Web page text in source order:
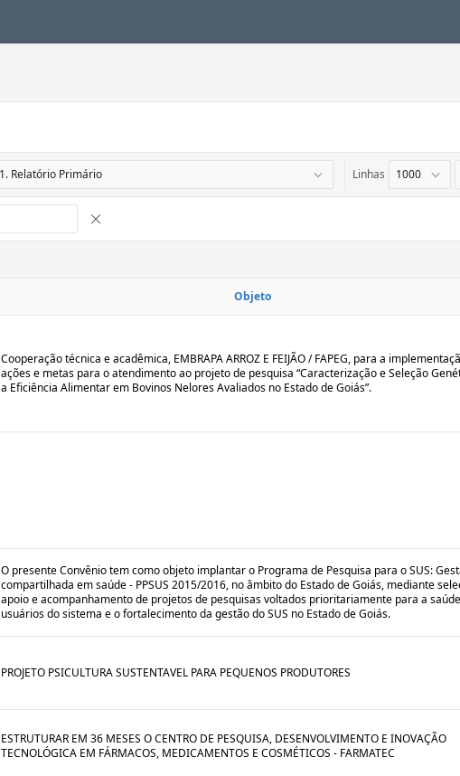
Linhas
Remover Interrupção de Controle
Objeto
Cooperação técnica e acadêmica, EMBRAPA ARROZ E FEIJÃO / FAPEG, para a
ações e metas para o atendimento ao projeto de pesquisa “Caracterização e Seleção
a Eficiência Alimentar em Bovinos Nelores Avaliados no Estado de Goiás”.
O presente Convênio tem como objeto implantar o Programa de Pesquisa para o SUS:
compartilhada em saúde - PPSUS 2015/2016, no âmbito do Estado de Goiás, mediante
apoio e acompanhamento de projetos de pesquisas voltados prioritariamente para a
usuários do sistema e o fortalecimento da gestão do SUS no Estado de Goiás.
PROJETO PSICULTURA SUSTENTAVEL PARA PEQUENOS PRODUTORES
ESTRUTURAR EM 36 MESES O CENTRO DE PESQUISA, DESENVOLVIMENTO E INOVAÇÃO
TECNOLÓGICA EM FÁRMACOS, MEDICAMENTOS E COSMÉTICOS - FARMATEC